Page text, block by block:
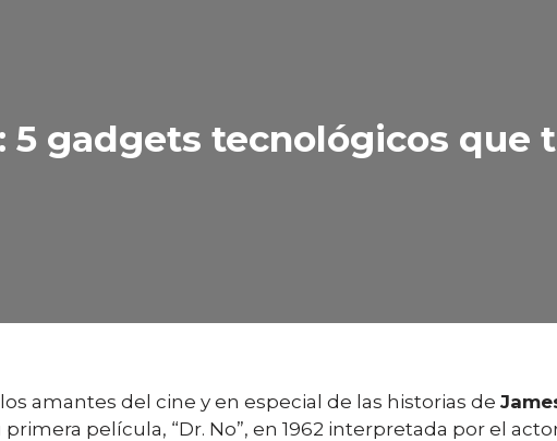
5 gadgets tecnológicos que
amantes del cine y en especial de las historias de
película, “Dr. No”, en 1962 interpretada por el